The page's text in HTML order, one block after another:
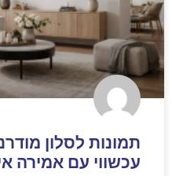
תמונות לסלון
עכשווי עם אמירה